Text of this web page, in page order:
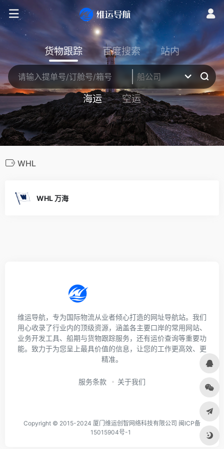
货物跟踪 百度搜索 站内
海运 空运
WHL
WHL 万海
维运导航，专为国际物流从业者倾心打造的网址导航站。我们
用心收录了行业内的顶级资源，涵盖各主要口岸的常用网站、
业务开发工具、船期与货物跟踪服务，还有运价查询等重要功
能。致力于为您呈上最具价值的信息，让您的工作更高效、更
精准。
服务条款 关于我们
Copyright © 2015-2024 厦门维运创智网络科技有限公司 闽ICP备
15015904号-1